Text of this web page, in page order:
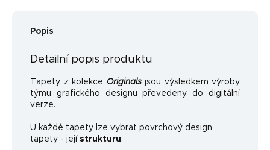
Popis
Detailní popis produktu
Tapety z kolekce Originalsjsou výsledkem výroby
týmu grafického designu převedeny do digitální
verze.
U každé tapety lze vybrat povrchový design
tapety - její strukturu: